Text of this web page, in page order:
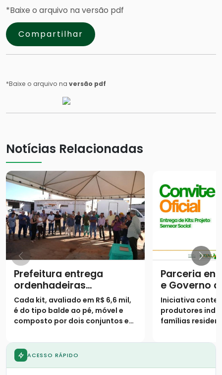
*Baixe o arquivo na versão pdf
Compartilhar
*Baixe o arquivo na versão pdf
Notícias Relacionadas
Prefeitura entrega
ordenhadeiras
mecânicas para
fortalecer a agricultura
familiar
Cada kit, avaliado em R$ 6,6 mil,
é do tipo balde ao pé, móvel e
composto por dois conjuntos e
Parceria
e Governo
entrega
fortalecer
familiar em
Iniciativa
produtores
famílias
ACESSO RÁPIDO